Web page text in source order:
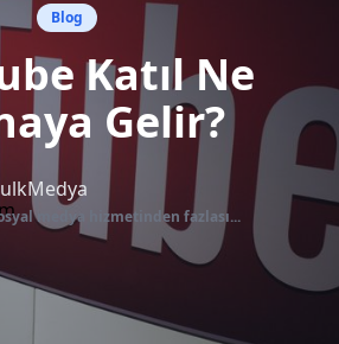
Blog
Katıl Ne
Gelir?
medya hizmetinden fazlası...